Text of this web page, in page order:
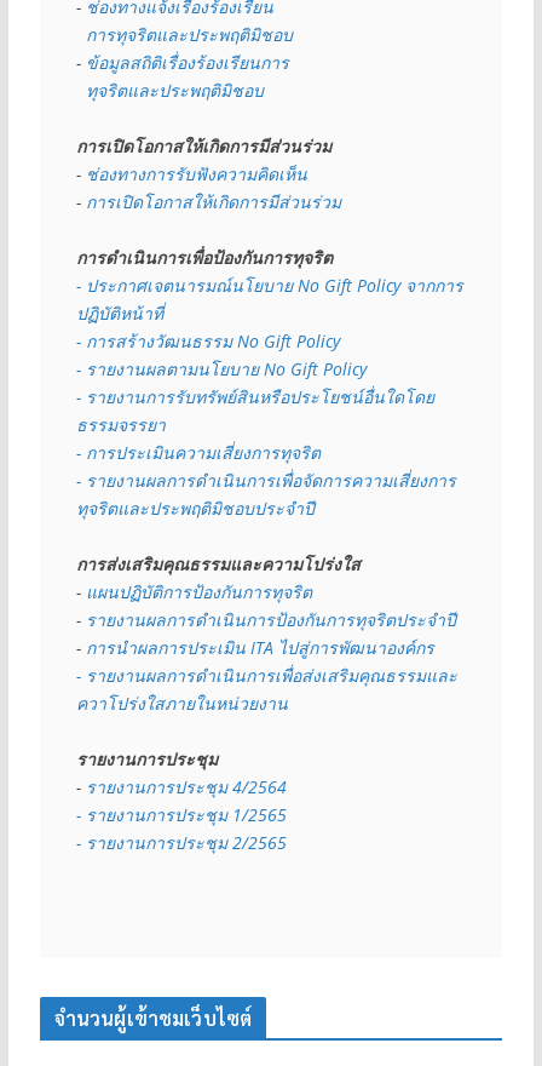
- ช่องทางแจ้งเรื่องร้องเรียน
  การทุจริตและประพฤติมิชอบ
- ข้อมูลสถิติเรื่องร้องเรียนการ
  ทุจริตและประพฤติมิชอบ
การเปิดโอกาสให้เกิดการมีส่วนร่วม
- ช่องทางการรับฟังความคิดเห็น
- การเปิดโอกาสให้เกิดการมีส่วนร่วม
การดำเนินการเพื่อป้องกันการทุจริต
- ประกาศเจตนารมณ์นโยบาย No Gift Policy จากการ
ปฏิบัติหน้าที่
- การสร้างวัฒนธรรม No Gift Policy
- รายงานผลตามนโยบาย No Gift Policy
- รายงานการรับทรัพย์สินหรือประโยชน์อื่นใดโดย
ธรรมจรรยา
- การประเมินความเสี่ยงการทุจริต
- รายงานผลการดำเนินการเพื่อจัดการความเสี่ยงการ
ทุจริตและประพฤติมิชอบประจำปี
การส่งเสริมคุณธรรมและความโปร่งใส
- แผนปฏิบัติการป้องกันการทุจริต
- รายงานผลการดำเนินการป้องกันการทุจริตประจำปี
- การนำผลการประเมิน ITA ไปสู่การพัฒนาองค์กร
- รายงานผลการดำเนินการเพื่อส่งเสริมคุณธรรมและ
ควาโปร่งใสภายในหน่วยงาน
รายงานการประชุม
- รายงานการประชุม 4/2564
- รายงานการประชุม 1/2565
- รายงานการประชุม 2/2565
จำนวนผู้เข้าชมเว็บไซต์